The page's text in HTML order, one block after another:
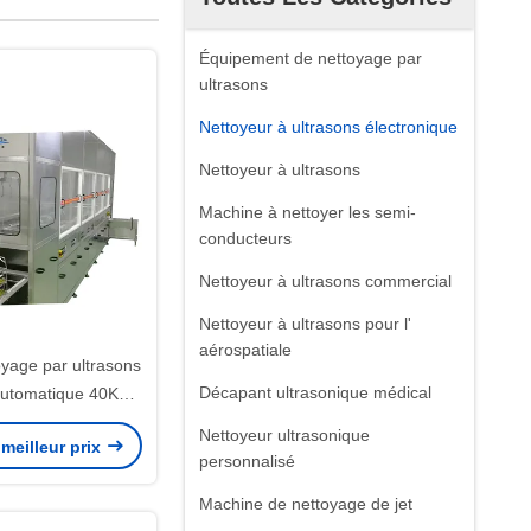
Équipement de nettoyage par
ultrasons
Nettoyeur à ultrasons électronique
Nettoyeur à ultrasons
Machine à nettoyer les semi-
conducteurs
Nettoyeur à ultrasons commercial
Nettoyeur à ultrasons pour l'
aérospatiale
Décapant ultrasonique médical
Nettoyeur ultrasonique
personnalisé
Machine de nettoyage de jet
par ultrasons
40KHz
de PCB par
séchage sous
prix